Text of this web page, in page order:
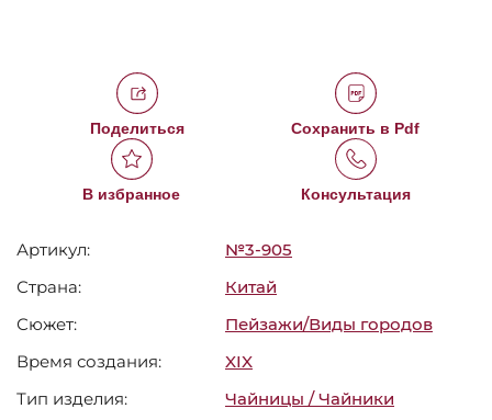
Поделиться Сохранить в Pdf
В избранное Консультация
Артикул:
№3-905
Страна:
Китай
Сюжет:
Пейзажи/Виды городов
Время создания:
XIX
Тип изделия:
Чайницы / Чайники